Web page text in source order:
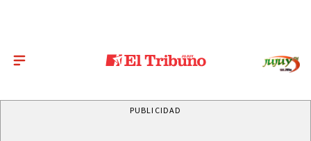
PUBLICIDAD